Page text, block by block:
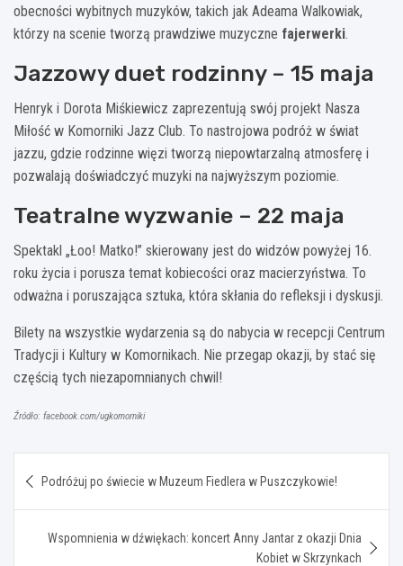
obecności wybitnych muzyków, takich jak Adeama Walkowiak,
którzy na scenie tworzą prawdziwe muzyczne fajerwerki.
Jazzowy duet rodzinny – 15 maja
Henryk i Dorota Miśkiewicz zaprezentują swój projekt Nasza
Miłość w Komorniki Jazz Club. To nastrojowa podróż w świat
jazzu, gdzie rodzinne więzi tworzą niepowtarzalną atmosferę i
pozwalają doświadczyć muzyki na najwyższym poziomie.
Teatralne wyzwanie – 22 maja
Spektakl „Łoo! Matko!” skierowany jest do widzów powyżej 16.
roku życia i porusza temat kobiecości oraz macierzyństwa. To
odważna i poruszająca sztuka, która skłania do refleksji i dyskusji.
Bilety na wszystkie wydarzenia są do nabycia w recepcji Centrum
Tradycji i Kultury w Komornikach. Nie przegap okazji, by stać się
częścią tych niezapomnianych chwil!
Źródło: facebook.com/ugkomorniki
wpisu
Podróżuj po świecie w Muzeum Fiedlera w Puszczykowie!
Wspomnienia w dźwiękach: koncert Anny Jantar z okazji Dnia
Kobiet w Skrzynkach